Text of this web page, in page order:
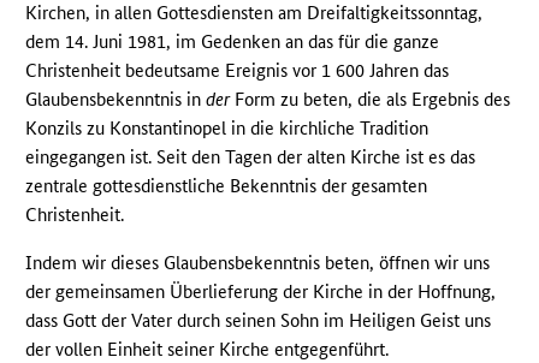
Kirchen, in allen Gottesdiensten am Dreifaltigkeitssonntag,
dem 14. Juni 1981, im Gedenken an das für die ganze
Christenheit bedeutsame Ereignis vor 1 600 Jahren das
Glaubensbekenntnis inderForm zu beten, die als Ergebnis des
Konzils zu Konstantinopel in die kirchliche Tradition
eingegangen ist. Seit den Tagen der alten Kirche ist es das
zentrale gottesdienstliche Bekenntnis der gesamten
Christenheit.
Indem wir dieses Glaubensbekenntnis beten, öffnen wir uns
der gemeinsamen Überlieferung der Kirche in der Hoffnung,
dass Gott der Vater durch seinen Sohn im Heiligen Geist uns
der vollen Einheit seiner Kirche entgegenführt.